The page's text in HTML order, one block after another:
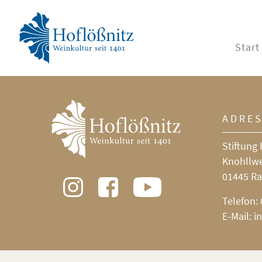
Start
Stiftung
01445
Telefon:
E-Mail: